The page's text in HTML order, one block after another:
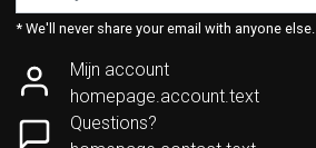
* We'll never share your email with anyone else.
Mijn account
homepage.account.text
Questions?